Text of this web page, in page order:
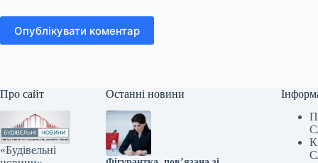
Опублікувати коментар
Про сайт
«Будівельні
Останні новини